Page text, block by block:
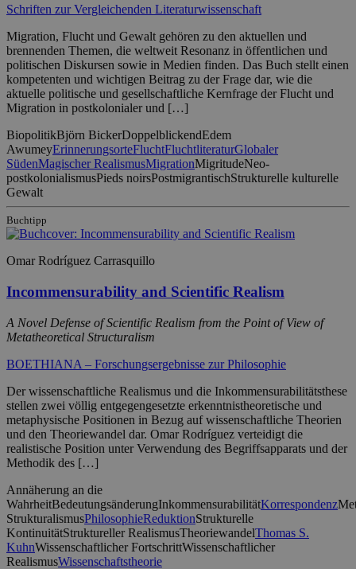
Schriften zur Vergleichenden Literaturwissenschaft
Migration, Flucht und Gewalt gehören zu den aktuellen und
brennenden Themen, die weltweit Resonanz in öffentlichen und
politischen Diskursen sowie in Medien finden. Das Buch stellt einen
kompetenten und wichtigen Beitrag zu der Frage dar, wie die
aktuelle politische und gesellschaftliche Kernfrage der Flucht und
Migration in postkolonialer und […]
BiopolitikBjörn BickerDoppelblickendEdem
AwumeyErinnerungsorteFluchtFluchtliteraturGlobaler
SüdenMagischer RealismusMigrationMigritudeNeo-
postkolonialismusPieds noirsPostmigrantischStrukturelle kulturelle
Gewalt
Buchtipp
Omar Rodríguez Carrasquillo
Incommensurability and Scientific Realism
A Novel Defense of Scientific Realism from the Point of View of
Metatheoretical Structuralism
BOETHIANA – Forschungsergebnisse zur Philosophie
Der wissenschaftliche Realismus und die Inkommensurabili­tätsthese
stellen zwei völlig entgegengesetzte erkenntnistheoretische und
metaphysische Positionen in Bezug auf wissenschaftliche Theorien
und den Theoriewandel dar. Omar Rodríguez verteidigt die
realistische Position unter Verwendung des Begriffsapparats und der
Methodik des […]
Annäherung an die
WahrheitBedeutungsänderungInkommensurabilitätKorrespondenz
StrukturalismusPhilosophieReduktionStrukturelle
KontinuitätStruktureller RealismusTheoriewandelThomas S.
KuhnWissenschaftlicher FortschrittWissenschaftlicher
RealismusWissenschaftstheorie